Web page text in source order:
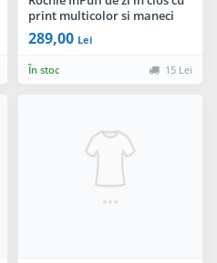
print multicolor si maneci
din voal
289,00 Lei
În stoc 15 Lei